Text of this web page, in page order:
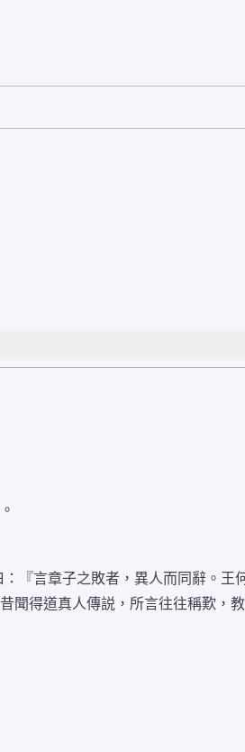
『言章子之敗者，異人而同辭。
聞得道真人傳説，所言往往稱歎，